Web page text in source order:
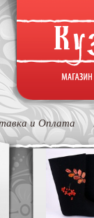
и Оплата